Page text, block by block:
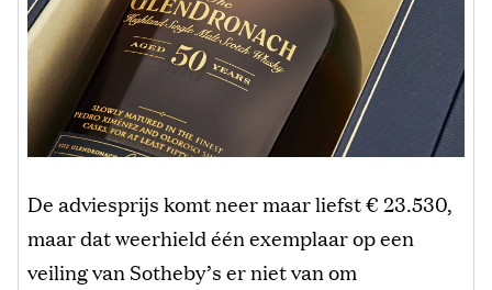
De adviesprijs komt neer maar liefst € 23.530,
maar dat weerhield één exemplaar op een
veiling van Sotheby’s er niet van om